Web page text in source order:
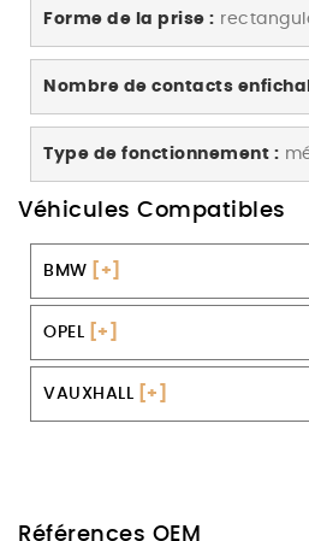
Forme de la prise :
Nombre de contacts
Type de fonctionnement :
Véhicules Compatibles
BMW [+]
OPEL [+]
VAUXHALL [+]
Références OEM